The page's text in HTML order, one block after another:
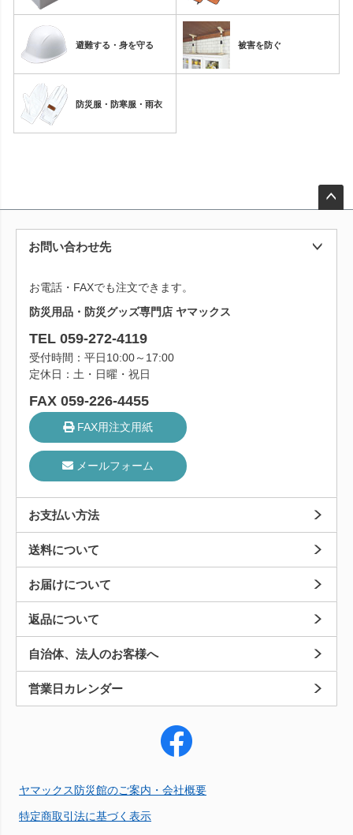
避難する・身を守る 被害を防ぐ
防災服・防寒服・雨衣
ジト
ップ
お問い合わせ先
お電話・FAXでも注文できます。
防災用品・防災グッズ専門店 ヤマックス
TEL 059-272-4119
受付時間：平日10:00～17:00
定休日：土・日曜・祝日
FAX 059-226-4455
FAX用注文用紙
メールフォーム
お支払い方法
送料について
お届けについて
返品について
自治体、法人のお客様へ
営業日カレンダー
ヤマックス防災館のご案内・会社概要
特定商取引法に基づく表示